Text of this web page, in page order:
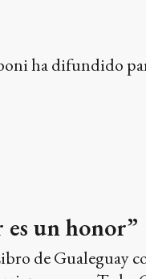
ha difundido
un honor”
de Gualeguay